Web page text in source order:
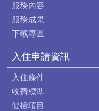
服務內容
服務成果
下載專區
入住申請資訊
入住條件
收費標準
健檢項目